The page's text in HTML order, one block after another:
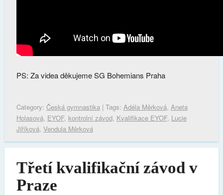
PS: Za videa děkujeme SG Bohemians Praha
Category: Česká gymnastika| Tags: Adéla Měrková, Aneta
Holasová, EYOF, kontrolní závod, Kvalifikace EYOF, Lucie
Jiříková, Vendula Měrková
Třetí kvalifikační závod v
Praze